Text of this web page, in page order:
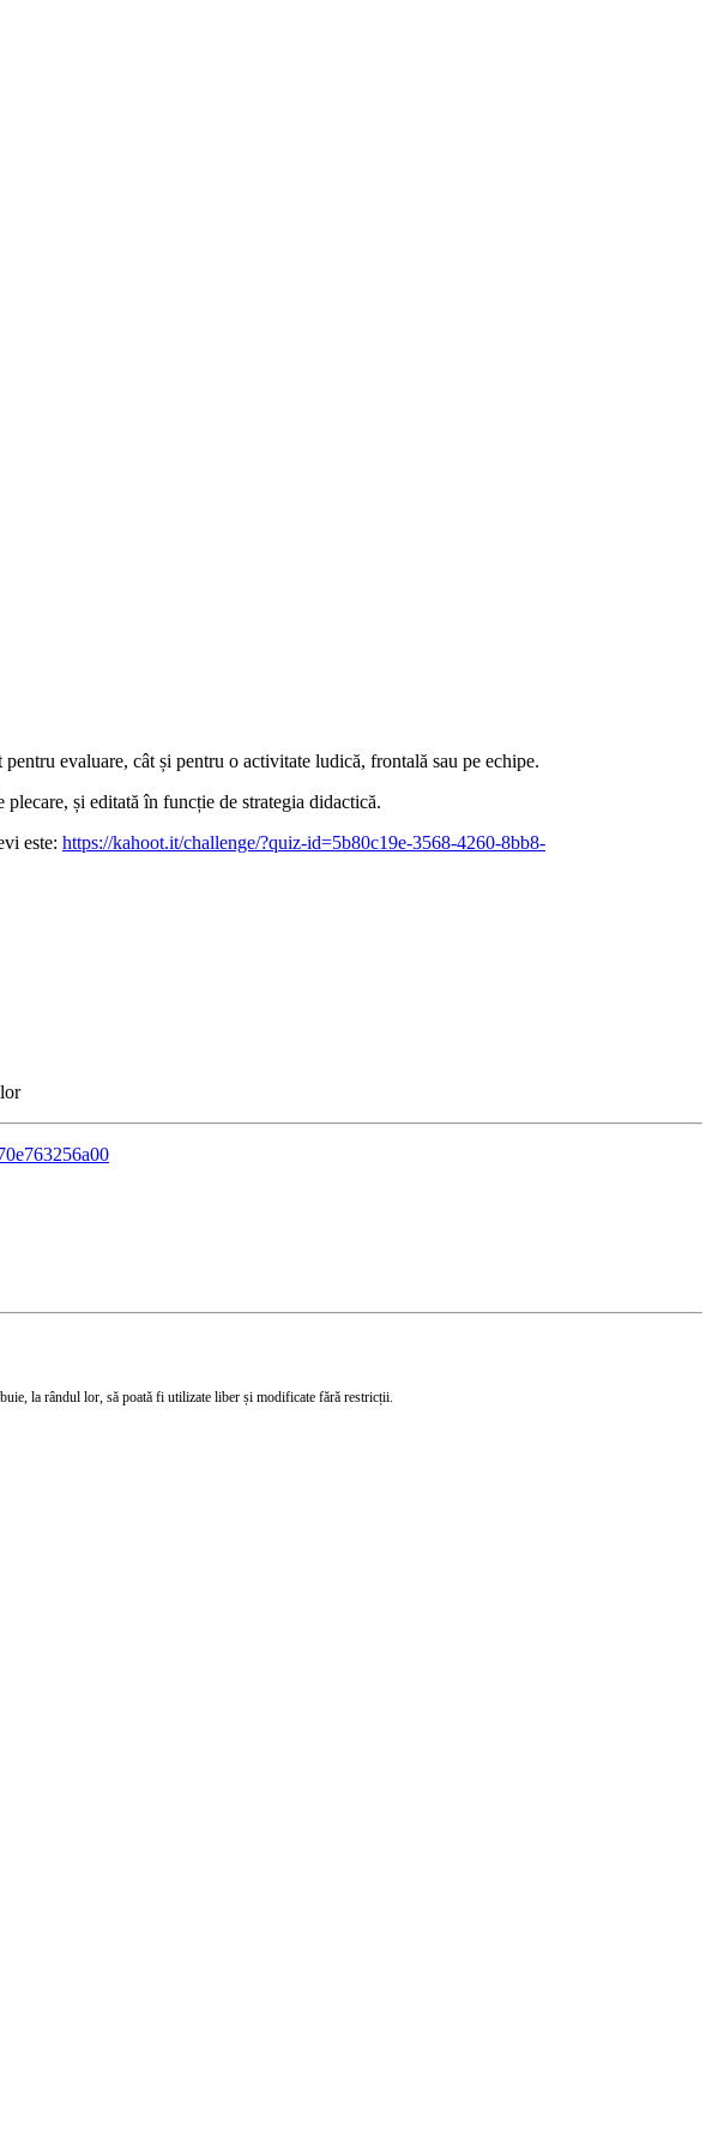
evaluare, cât și pentru o activitate ludică, frontală sau pe echipe.
și editată în funcție de strategia didactică.
este: https://kahoot.it/challenge/?quiz-id=5b80c19e-3568-4260-8bb8-
la rândul lor, să poată fi utilizate liber și modificate fără restricții.